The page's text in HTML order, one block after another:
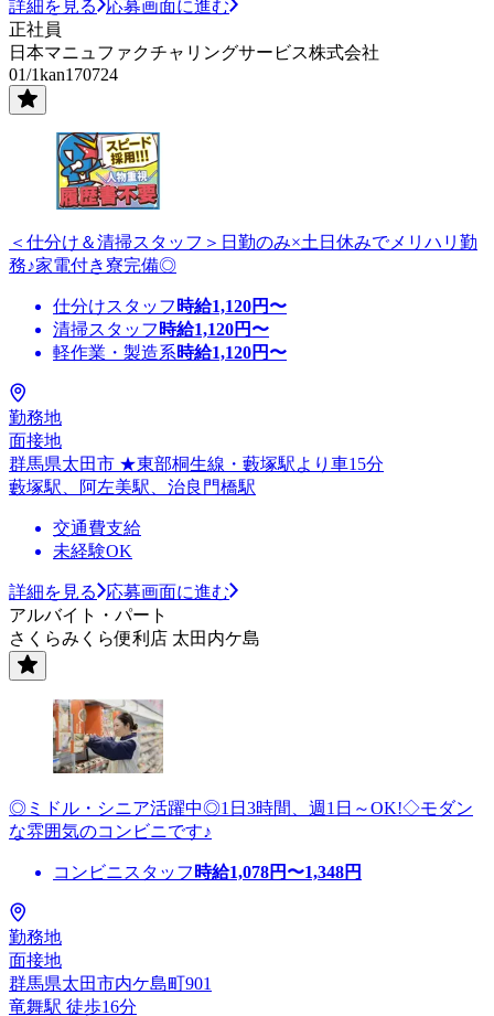
詳細を見る
応募画面に進む
正社員
日本マニュファクチャリングサービス株式会社
01/1kan170724
＜仕分け＆清掃スタッフ＞日勤のみ×土日休みでメリハリ勤
務♪家電付き寮完備◎
仕分けスタッフ 時給1,120円〜
清掃スタッフ 時給1,120円〜
軽作業・製造系時給1,120円〜
勤務地
面接地
群馬県太田市 ★東部桐生線・藪塚駅より車15分
藪塚駅、阿左美駅、治良門橋駅
交通費支給
未経験OK
詳細を見る
応募画面に進む
アルバイト・パート
さくらみくら便利店 太田内ケ島
◎ミドル・シニア活躍中◎1日3時間、週1日～OK!◇モダン
な雰囲気のコンビニです♪
コンビニスタッフ 時給1,078円〜1,348円
勤務地
面接地
群馬県太田市内ケ島町901
竜舞駅 徒歩16分